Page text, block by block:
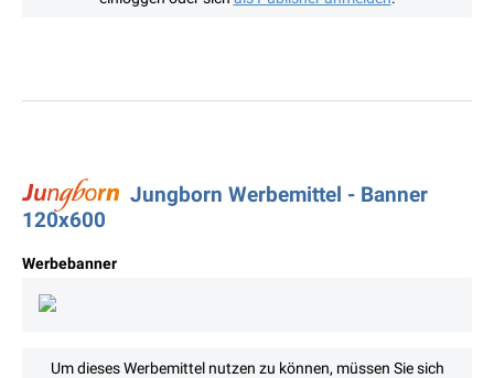
Jungborn Werbemittel - Banner
120x600
Werbebanner
Um dieses Werbemittel nutzen zu können, müssen Sie sich